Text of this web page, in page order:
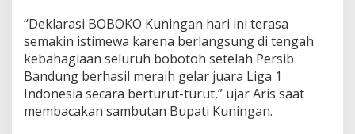
“Deklarasi BOBOKO Kuningan hari ini terasa
semakin istimewa karena berlangsung di tengah
kebahagiaan seluruh bobotoh setelah Persib
Bandung berhasil meraih gelar juara Liga 1
Indonesia secara berturut-turut,” ujar Aris saat
membacakan sambutan Bupati Kuningan.